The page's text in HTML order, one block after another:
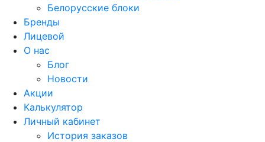
Белорусские блоки
Бренды
Лицевой
О нас
Блог
Новости
Акции
Калькулятор
Личный кабинет
История заказов